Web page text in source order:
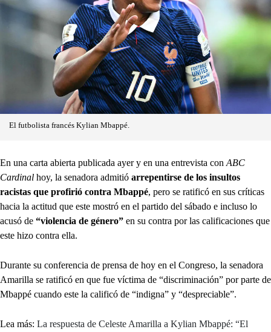
El futbolista francés Kylian Mbappé.
En una carta abierta publicada ayer y en una entrevista con ABC
Cardinal hoy, la senadora admitió arrepentirse de los insultos
racistas que profirió contra Mbappé, pero se ratificó en sus críticas
hacia la actitud que este mostró en el partido del sábado e incluso lo
acusó de “violencia de género” en su contra por las calificaciones que
este hizo contra ella.
Durante su conferencia de prensa de hoy en el Congreso, la senadora
Amarilla se ratificó en que fue víctima de “discriminación” por parte de
Mbappé cuando este la calificó de “indigna” y “despreciable”.
Lea más: La respuesta de Celeste Amarilla a Kylian Mbappé: “El